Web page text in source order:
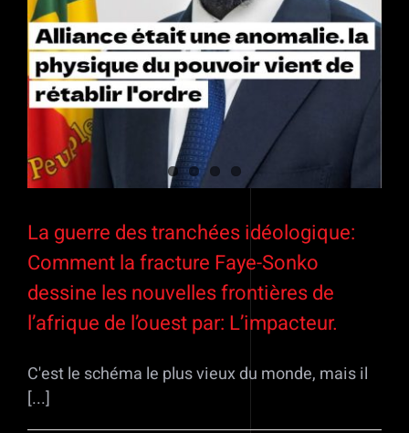
La guerre des tranchées idéologique:
Comment la fracture Faye-Sonko
dessine les nouvelles frontières de
l’afrique de l’ouest par: L’impacteur.
C'est le schéma le plus vieux du monde, mais il
[...]